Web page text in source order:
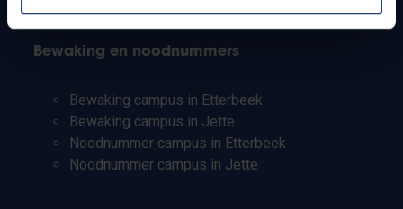
Bewaking en noodnummers
Bewaking campus in Etterbeek
Bewaking campus in Jette
Noodnummer campus in Etterbeek
Noodnummer campus in Jette